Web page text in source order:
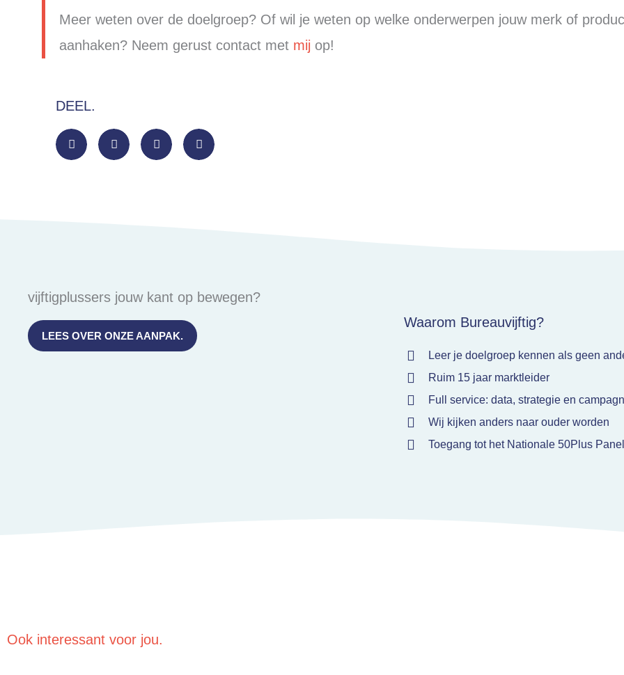
Meer weten over de doelgroep? Of wil je weten op welke onderwerpen jouw merk of
aanhaken? Neem gerust contact met mij op!
DEEL.
vijftigplussers jouw kant op bewegen?
LEES OVER ONZE AANPAK.
Waarom Bureauvijftig?
Leer je doelgroep kennen als geen
Ruim 15 jaar marktleider
Full service: data, strategie en
Wij kijken anders naar ouder worden
Toegang tot het Nationale 50Plus Panel
Ook interessant voor jou.